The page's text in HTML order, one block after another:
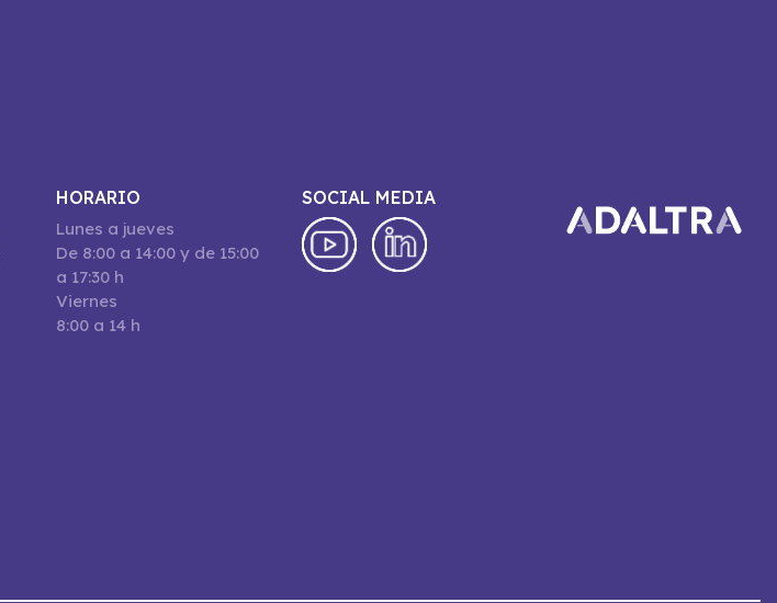
HORARIO
Lunes a jueves
De 8:00 a 14:00 y de 15:00
a 17:30 h
Viernes
8:00 a 14 h
SOCIAL MEDIA